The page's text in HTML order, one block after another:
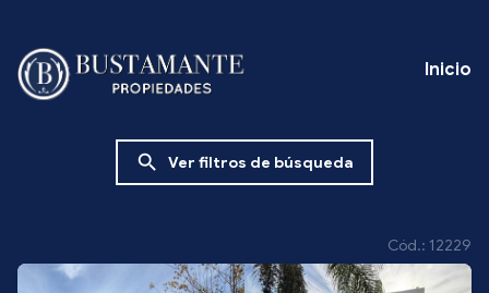
Inicio
search Ver filtros de búsqueda
Cód.: 12229